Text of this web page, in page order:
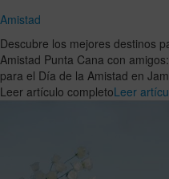
Amistad
Descubre los mejores destinos
Amistad Punta Cana con
para el Día de la Amistad en
Leer artículo completoLeer